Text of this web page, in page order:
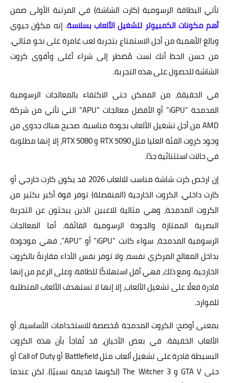
تأتي البطاقة الرسومية (كارت الشاشة) في المرتبة الأولى ضمن
أهم مكونات الكمبيوتر لتشغيل الألعاب بسلاسة. إنه مكوّن حيوي
وبالغ الأهمية من أجل الاستمتاع بتجربة لعب غامرة على نحو مثالي.
من حسن الحظ أنك لست مُضطر إلى شراء أغلى وأقوى كروت
الشاشة للحصول على هذه التجربة.
في الحقيقة، من الممكن حتى الاكتفاء بالمعالجات الرسومية
المدمجة “iGPU” أو الأفضل معالجات “APU” التي تأتي من شركة
AMD من أجل تشغيل الألعاب بجودة مناسبة. صحيح هناك جدوى من
وجود كروت الفئة العليا مثل RTX 5090 و RTX 5080، إلا إنها مطلوبة
في حالات استثنائية جدًا.
إن ارخص كرت شاشة مناسب للالعاب 2026 قد يكون كارت خارجي أو
كارت داخلي. الكروت الخارجية (المنفصلة) توفر قوة أكبر بكثير من
الكروت المدمجة، وهي مثالية للاعبين الذين يبحثون عن التجربة
البصرية الممتازة والجودة الرسومية الفائقة. أما المعالجات
الرسومية المدمجة، سواء كانت “iGPU” أو “APU”، فهي موجودة
بداخل المعالج المركزي نفسه، ولا توفر نفس الأداء مقارنةً بالكروت
الخارجية. ومع ذلك، فهي أقل استهلاكًا للطاقة. وعلى الرغم من إنها
قادرة فعلًا على تشغيل الألعاب، إلا إنها لا تستهدف الألعاب المتطلبة
للموارد.
بمعنى أوضح: الكروت المدمجة مُخصصة للاستخدامات الأساسية، أو
الألعاب الخفيفة. في بعض الأحيان، قد تُفاجأ بأن هذه الكروت
البسيطة قادرة على تشغيل ألعاب مثل Battlefield أو Call of Duty أو
حتى GTA V و The Witcher 3 (لكونها قديمة نسبيًا). لكن عندما